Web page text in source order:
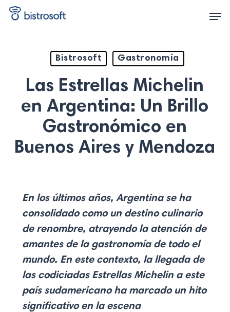
Skip
Bistrosoft Gastronomía
Las Estrellas Michelin
en Argentina: Un Brillo
Gastronómico en
Buenos Aires y Mendoza
En los últimos años, Argentina se ha
consolidado como un destino culinario
de renombre, atrayendo la atención de
amantes de la gastronomía de todo el
mundo. En este contexto, la llegada de
las codiciadas Estrellas Michelin a este
país sudamericano ha marcado un hito
significativo en la escena